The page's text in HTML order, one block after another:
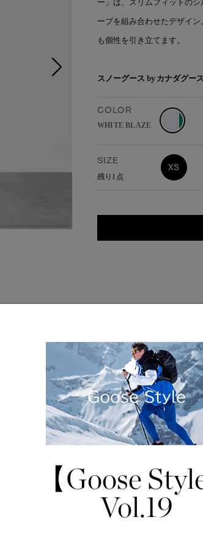
ー」は、スリムフィットの
ーブを組み合わせたデザイ
も個性を引き立てます。
スノーグース by カナダグー
COLOR
WHITE BLAZE
SIZE
残り1点
XS
DETAIL
前後ともにラグラン仕様で肩まわり
ダブルレイヤーのモックネック
仕様が変更する場合がございます。
【Goose
Vol.19